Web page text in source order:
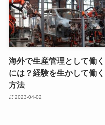
海外で生産管理として働く
には？経験を生かして働く
方法
2023-04-02